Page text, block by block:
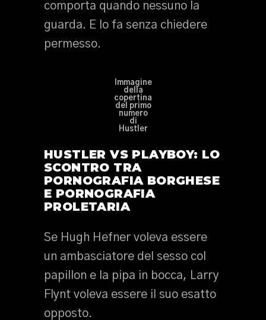
comporta quando nessuno la
guarda. E lo fa senza chiedere
permesso.
Immagine
della
copertina
del primo
numero
di
Hustler
HUSTLER VS PLAYBOY: LO
SCONTRO TRA
PORNOGRAFIA BORGHESE
E PORNOGRAFIA
PROLETARIA
Se Hugh Hefner voleva essere
un ambasciatore del sesso col
papillon e la pipa in bocca, Larry
Flynt voleva essere il suo esatto
opposto.